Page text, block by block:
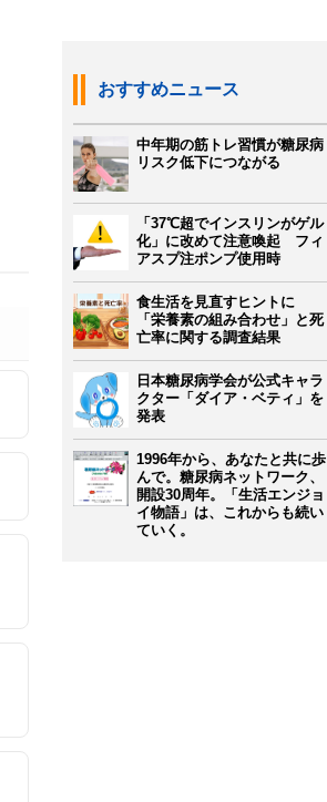
おすすめニュース
中年期の筋トレ習慣が糖尿病
リスク低下につながる
「37℃超でインスリンがゲル
化」に改めて注意喚起 フィ
アスプ注ポンプ使用時
食生活を見直すヒントに
「栄養素の組み合わせ」と死
亡率に関する調査結果
日本糖尿病学会が公式キャラ
クター「ダイア・ベティ」を
発表
1996年から、あなたと共に歩
んで。糖尿病ネットワーク、
開設30周年。「生活エンジョ
イ物語」は、これからも続い
ていく。